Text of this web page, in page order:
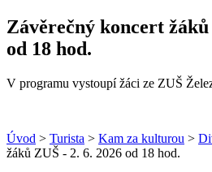
Závěrečný koncert žáků
od 18 hod.
V programu vystoupí žáci ze ZUŠ
Úvod > Turista > Kam za kulturou >
žáků ZUŠ - 2. 6. 2026 od 18 hod.